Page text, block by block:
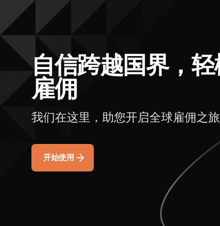
自信跨越国界，
雇佣
我们在这里，助您开启全球雇佣之
开始使用